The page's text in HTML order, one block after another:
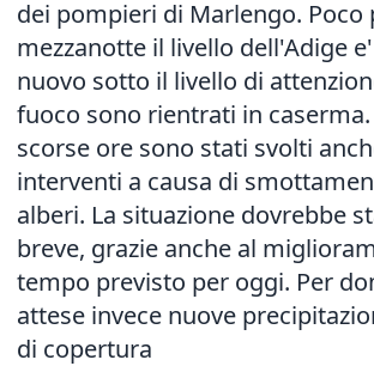
dei pompieri di Marlengo. Poco
mezzanotte il livello dell'Adige
nuovo sotto il livello di
fuoco sono rientrati in
scorse ore sono stati svolti
interventi a causa di
alberi. La situazione dovrebbe
breve, grazie anche al
tempo previsto per oggi. Per
attese invece nuove
di copertura